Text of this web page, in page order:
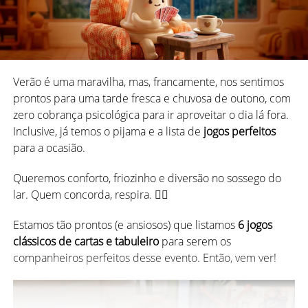
Conquian e o Uber que está
“chegando” há 7 minutos
Com uma população de foliões conscientes esperando o
uber para ir ou voltar do bloquinho, é desafio atrás de
desafio.
Primeiro demora para alguém aceitar a corrida. Depois,
demora para o carro conseguir se mover na muvuca.
Eu sei que dissemos que o post ia direto ao ponto, mas
não podemos deixar de comentar ofake news que é o
nome desse jogo.
Essa é provavelmente aSuecamais portuguesa que você
vai conhecer, porque da Suécia mesmo, não sabemos
nem se passou perto.
O que sabemos é que ojogo é muito popular em países
de língua portuguesa
Por que se chama Sueca, então? Não temos uma resposta
certa, mas debatemos as hipóteses mais populares no
nosso artigo sobre a origem da Sueca.
*Sueca: Origem, Evolução e Variações
Ok, agora sim vamos ao que interessa!
Verão é uma maravilha, mas, francamente, nos sentimos
prontos para uma tarde fresca e chuvosa de outono, com
zero cobrança psicológica para ir aproveitar o dia lá fora.
Inclusive, já temos o pijama e a lista de jogos perfeitos
para a ocasião.
Queremos conforto, friozinho e diversão no sossego do
lar. Quem concorda, respira. 😮‍💨
Estamos tão prontos (e ansiosos) que listamos 6 jogos
clássicos de cartas e tabuleiropara serem os
companheiros perfeitos desse evento. Então, vem ver!